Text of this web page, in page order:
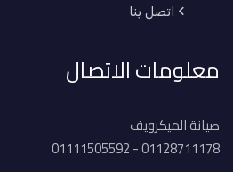
اتصل بنا
معلومات الاتصال
صيانة الميكرويف
01128711178 - 01111505592